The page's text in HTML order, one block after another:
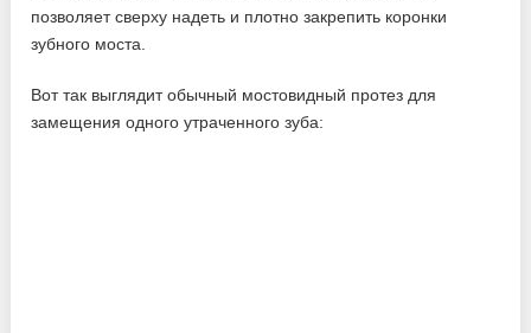
позволяет сверху надеть и плотно закрепить коронки
зубного моста.
Вот так выглядит обычный мостовидный протез для
замещения одного утраченного зуба: